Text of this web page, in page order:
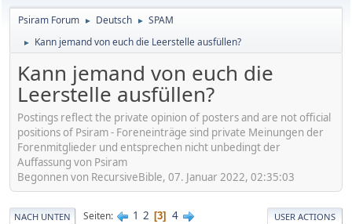
Psiram Forum ► Deutsch ► SPAM
► Kann jemand von euch die Leerstelle ausfüllen?
Kann jemand von euch die
Leerstelle ausfüllen?
Postings reflect the private opinion of posters and are not official
positions of Psiram - Foreneinträge sind private Meinungen der
Forenmitglieder und entsprechen nicht unbedingt der
Auffassung von Psiram
Begonnen von RecursiveBible, 07. Januar 2022, 02:35:03
NACH UNTEN Seiten 1 2 3 4 USER ACTIONS